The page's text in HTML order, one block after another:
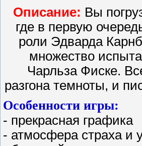
Описание: Вы
где в первую
роли Эдварда
множество
Чарльза Фиске.
разгона темноты, и
Особенности игры:
- прекрасная графика
- атмосфера страха и